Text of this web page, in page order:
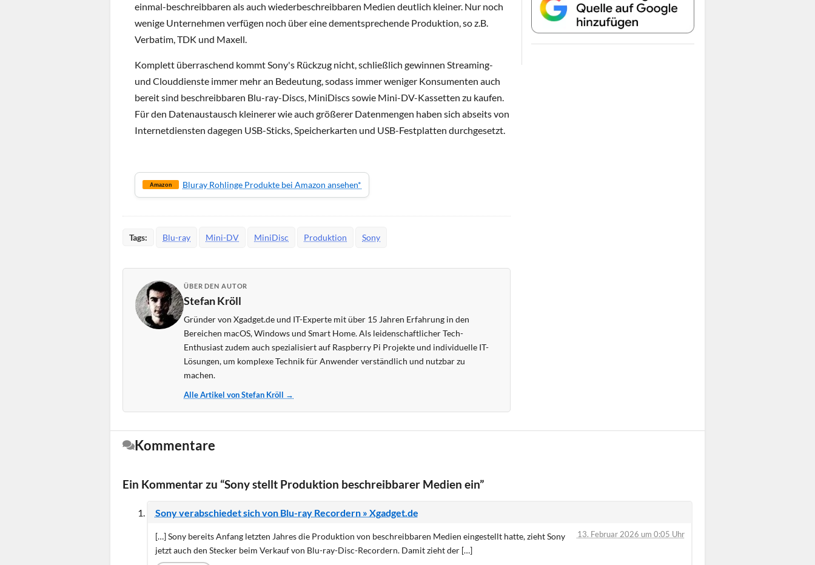
einmal-beschreibbaren als auch wiederbeschreibbaren Medien deutlich kleiner. Nur noch
wenige Unternehmen verfügen noch über eine dementsprechende Produktion, so z.B.
Verbatim, TDK und Maxell.
Komplett überraschend kommt Sony's Rückzug nicht, schließlich gewinnen Streaming-
und Clouddienste immer mehr an Bedeutung, sodass immer weniger Konsumenten auch
bereit sind beschreibbaren Blu-ray-Discs, MiniDiscs sowie Mini-DV-Kassetten zu kaufen.
Für den Datenaustausch kleinerer wie auch größerer Datenmengen haben sich abseits von
Internetdiensten dagegen USB-Sticks, Speicherkarten und USB-Festplatten durchgesetzt.
Amazon Bluray Rohlinge Produkte bei Amazon ansehen*
Tags: Blu-ray Mini-DV MiniDisc Produktion Sony
ÜBER DEN AUTOR
Stefan Kröll
Gründer von Xgadget.de und IT-Experte mit über 15 Jahren Erfahrung in den
Bereichen macOS, Windows und Smart Home. Als leidenschaftlicher Tech-
Enthusiast zudem auch spezialisiert auf Raspberry Pi Projekte und individuelle IT-
Lösungen, um komplexe Technik für Anwender verständlich und nutzbar zu
machen.
Alle Artikel von Stefan Kröll →
Kommentare
Ein Kommentar zu “Sony stellt Produktion beschreibbarer Medien ein”
Sony verabschiedet sich von Blu-ray Recordern » Xgadget.de
13. Februar 2026 um 0:05 Uhr
[…] Sony bereits Anfang letzten Jahres die Produktion von beschreibbaren Medien eingestellt hatte, zieht Sony
jetzt auch den Stecker beim Verkauf von Blu-ray-Disc-Recordern. Damit zieht der […]